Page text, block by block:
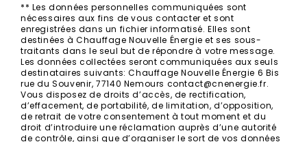
** Les données personnelles communiquées sont
nécessaires aux fins de vous contacter et sont
enregistrées dans un fichier informatisé. Elles sont
destinées à Chauffage Nouvelle Énergie et ses sous-
traitants dans le seul but de répondre à votre message.
Les données collectées seront communiquées aux seuls
destinataires suivants: Chauffage Nouvelle Énergie 6 Bis
rue du Souvenir, 77140 Nemours contact@cnenergie.fr.
Vous disposez de droits d’accès, de rectification,
d’effacement, de portabilité, de limitation, d’opposition,
de retrait de votre consentement à tout moment et du
droit d’introduire une réclamation auprès d’une autorité
de contrôle, ainsi que d’organiser le sort de vos données